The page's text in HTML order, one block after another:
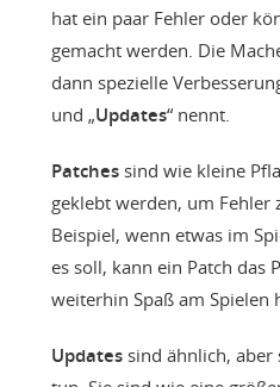
hat ein paar Fehler oder
gemacht werden. Die
dann spezielle
und „Updates“ nennt.
Patchessind wie kleine
geklebt werden, um Fehler
Beispiel, wenn etwas im
es soll, kann ein Patch das
weiterhin Spaß am Spielen
Updatessind ähnlich, aber